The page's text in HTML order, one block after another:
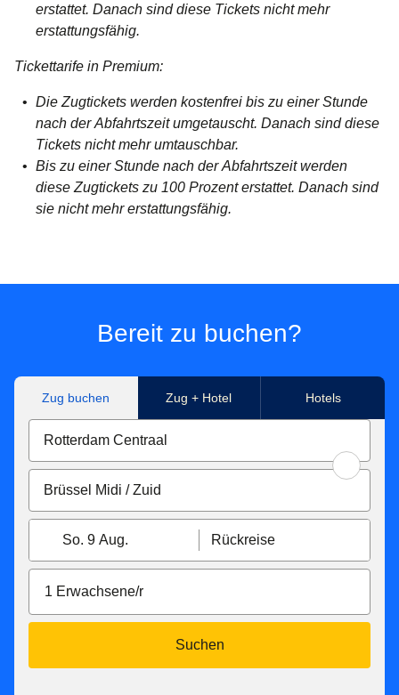
erstattet. Danach sind diese Tickets nicht mehr
erstattungsfähig.
Tickettarife in Premium:
Die Zugtickets werden kostenfrei bis zu einer Stunde
nach der Abfahrtszeit umgetauscht. Danach sind diese
Tickets nicht mehr umtauschbar.
Bis zu einer Stunde nach der Abfahrtszeit werden
diese Zugtickets zu 100 Prozent erstattet. Danach sind
sie nicht mehr erstattungsfähig.
Bereit zu buchen?
Zug buchen Zug + Hotel Hotels
So. 9 Aug. Rückreise
1 Erwachsene/r
Suchen